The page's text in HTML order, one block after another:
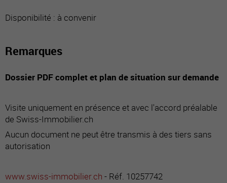
Disponibilité : à convenir
Remarques
Dossier PDF complet et plan de situation sur demande
Visite uniquement en présence et avec l'accord préalable
de Swiss-Immobilier.ch
Aucun document ne peut être transmis à des tiers sans
autorisation
www.swiss-immobilier.ch - Réf. 10257742